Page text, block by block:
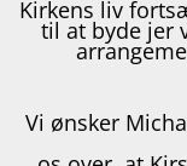
Kirkens liv
til at byde jer
Vi ønsker